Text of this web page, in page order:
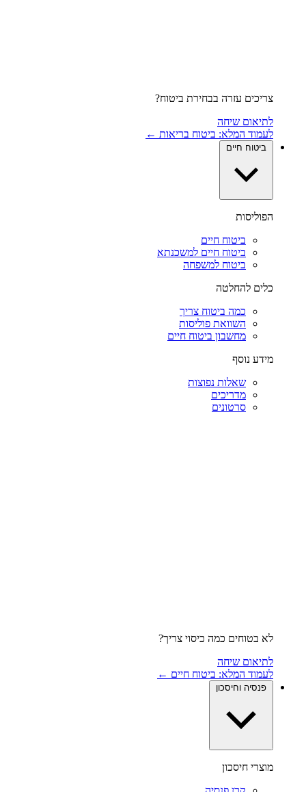
צריכים עזרה בבחירת ביטוח?
לתיאום שיחה
לעמוד המלא: ביטוח בריאות ←
ביטוח חיים
הפוליסות
ביטוח חיים
ביטוח חיים למשכנתא
ביטוח למשפחה
כלים להחלטה
כמה ביטוח צריך
השוואת פוליסות
מחשבון ביטוח חיים
מידע נוסף
שאלות נפוצות
מדריכים
סרטונים
לא בטוחים כמה כיסוי צריך?
לתיאום שיחה
לעמוד המלא: ביטוח חיים ←
פנסיה וחיסכון
מוצרי חיסכון